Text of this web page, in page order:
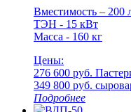
Вместимость – 200
ТЭН - 15 кВт
Масса - 160 кг
Цены:
276 600 руб.
349 800 руб.
Подробнее